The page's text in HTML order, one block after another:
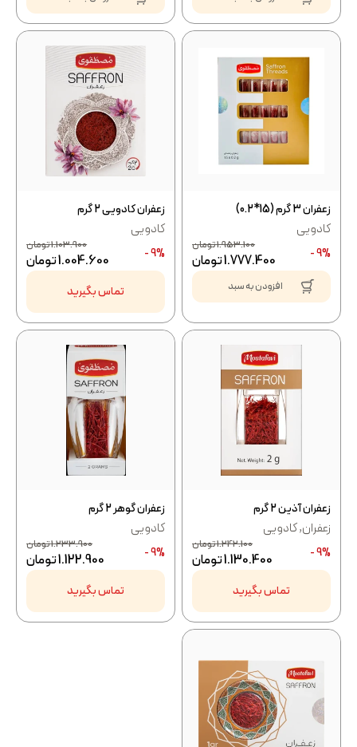
زعفران 3 گرم (15*0.2)
کادویی
9% -
1.953.100تومان
1.777.400تومان
افزودن به سبد
زعفران کادویی 2 گرم
کادویی
9% -
1.103.900تومان
1.004.600تومان
تماس بگیرید
زعفران آذین 2 گرم
زعفران,کادویی
9% -
1.242.100تومان
1.130.400تومان
تماس بگیرید
زعفران گوهر 2 گرم
کادویی
9% -
1.233.900تومان
1.122.900تومان
تماس بگیرید